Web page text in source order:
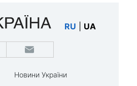
RU UA
Новини України